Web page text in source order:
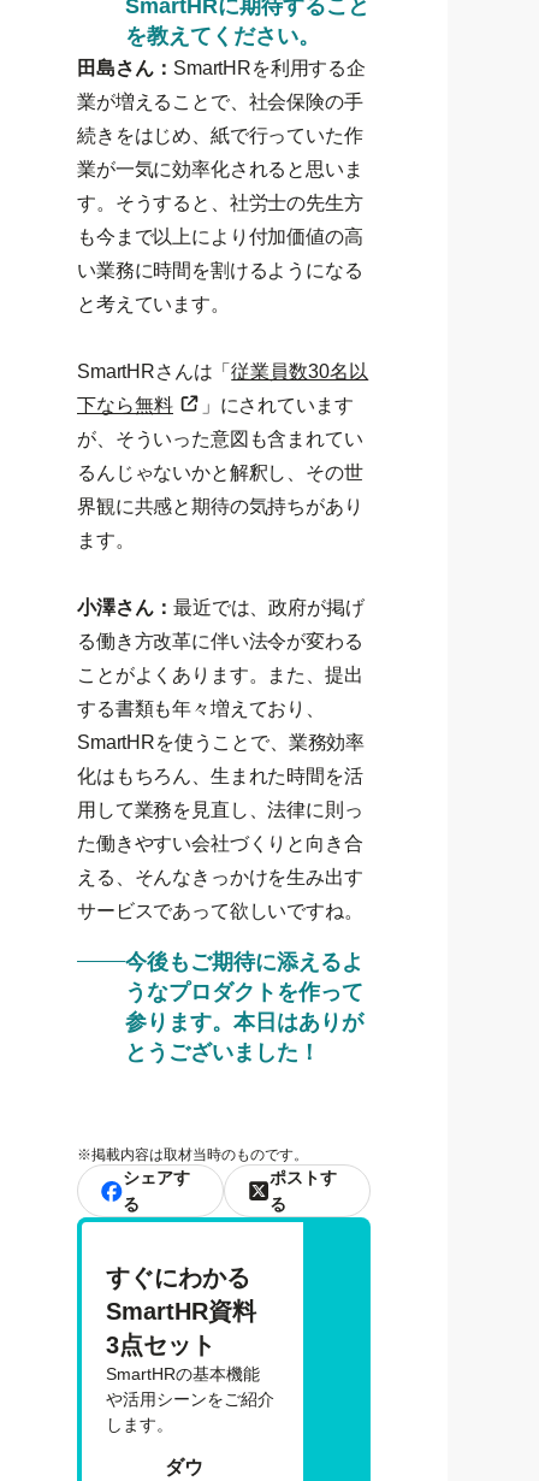
SmartHRに期待すること
を教えてください。
田島さん： SmartHRを利用する企
業が増えることで、社会保険の手
続きをはじめ、紙で行っていた作
業が一気に効率化されると思いま
す。そうすると、社労士の先生方
も今まで以上により付加価値の高
い業務に時間を割けるようになる
と考えています。
SmartHRさんは「従業員数30名以
下なら無料
」にされています
が、そういった意図も含まれてい
るんじゃないかと解釈し、その世
界観に共感と期待の気持ちがあり
ます。
小澤さん： 最近では、政府が掲げ
る働き方改革に伴い法令が変わる
ことがよくあります。また、提出
する書類も年々増えており、
SmartHRを使うことで、業務効率
化はもちろん、生まれた時間を活
用して業務を見直し、法律に則っ
た働きやすい会社づくりと向き合
える、そんなきっかけを生み出す
サービスであって欲しいですね。
今後もご期待に添えるよ
うなプロダクトを作って
参ります。本日はありが
とうございました！
※掲載内容は取材当時のものです。
シェアす
る
ポストす
る
すぐにわかる
SmartHR資料
3点セット
SmartHRの基本機能
や活用シーンをご紹介
します。
ダウ